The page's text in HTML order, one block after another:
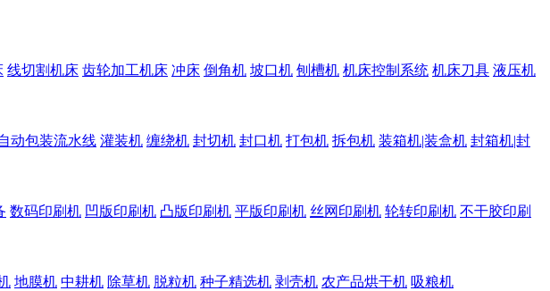
线切割机床 齿轮加工机床 冲床 倒角机 坡口机 刨槽机 机床控制系统 机床刀具 液压机
动包装流水线 灌装机 缠绕机 封切机 封口机 打包机 拆包机 装箱机|装盒机 封箱机|封
数码印刷机 凹版印刷机 凸版印刷机 平版印刷机 丝网印刷机 轮转印刷机 不干胶印刷
地膜机 中耕机 除草机 脱粒机 种子精选机 剥壳机 农产品烘干机 吸粮机